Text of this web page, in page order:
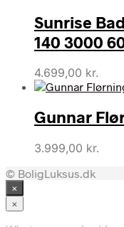
Sunrise
140 3000
4.699,00 kr.
Gunnar
3.999,00 kr.
© BoligLuksus.dk
×
×